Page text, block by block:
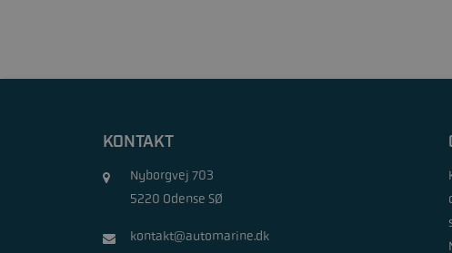
KONTAKT
Nyborgvej 703
5220 Odense SØ
kontakt@automarine.dk